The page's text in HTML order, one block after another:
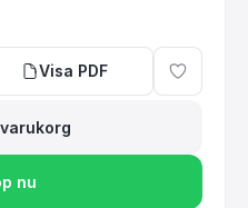
Visa PDF
nu